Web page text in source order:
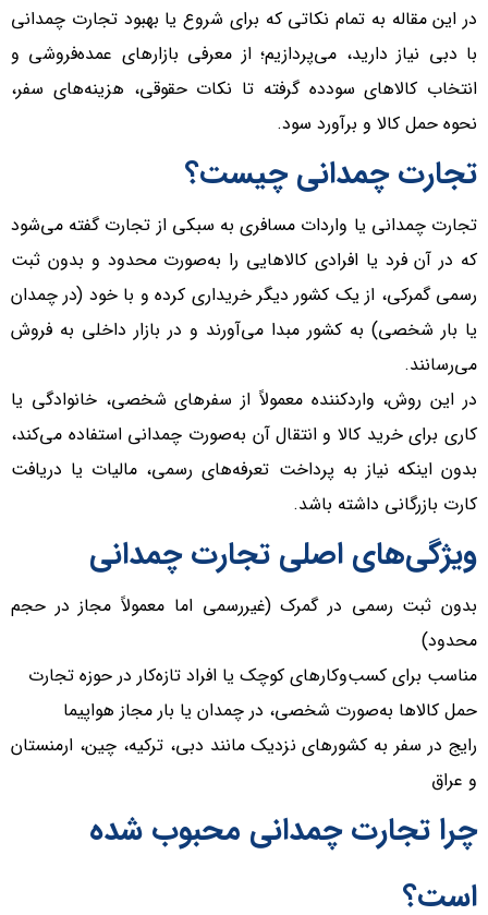
در این مقاله به تمام نکاتی که برای شروع یا بهبود تجارت چمدانی
با دبی نیاز دارید، می‌پردازیم؛ از معرفی بازار‌های عمده‌فروشی و
انتخاب کالا‌های سودده گرفته تا نکات حقوقی، هزینه‌های سفر،
نحوه حمل کالا و برآورد سود.
تجارت چمدانی چیست؟
تجارت چمدانی یا واردات مسافری به سبکی از تجارت گفته می‌شود
که در آن فرد یا افرادی کالا‌هایی را به‌صورت محدود و بدون ثبت
رسمی گمرکی، از یک کشور دیگر خریداری کرده و با خود (در چمدان
یا بار شخصی) به کشور مبدا می‌آورند و در بازار داخلی به فروش
می‌رسانند.
در این روش، واردکننده معمولاً از سفر‌های شخصی، خانوادگی یا
کاری برای خرید کالا و انتقال آن به‌صورت چمدانی استفاده می‌کند،
بدون اینکه نیاز به پرداخت تعرفه‌های رسمی، مالیات یا دریافت
کارت بازرگانی داشته باشد.
ویژگی‌های اصلی تجارت چمدانی
بدون ثبت رسمی در گمرک (غیررسمی اما معمولاً مجاز در حجم
محدود)
مناسب برای کسب‌وکار‌های کوچک یا افراد تازه‌کار در حوزه تجارت
حمل کالا‌ها به‌صورت شخصی، در چمدان یا بار مجاز هواپیما
رایج در سفر به کشور‌های نزدیک مانند دبی، ترکیه، چین، ارمنستان
و عراق
چرا تجارت چمدانی محبوب شده
است؟